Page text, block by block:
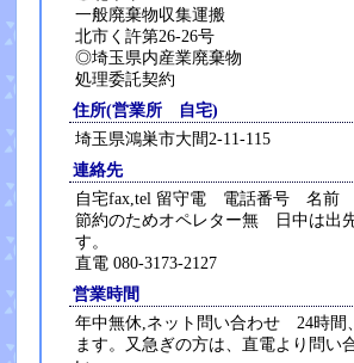
一般廃棄物収集運搬
北市く許第26-26号
◎埼玉県内産業廃棄物
処理委託契約
住所(営業所 自宅)
埼玉県鴻巣市大間2-11-115
連絡先
自宅fax,tel 留守電 電話番号 名前
節約のためオペレター無 日中は出
す。
直電 080-3173-2127
営業時間
年中無休,ネット問い合わせ 24時間
ます。又急ぎの方は、直電より問い